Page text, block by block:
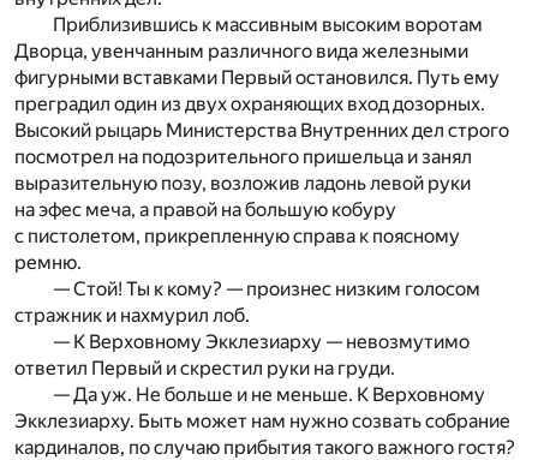
Приблизившись к массивным высоким воротам
Дворца, увенчанным различного вида железными
фигурными вставками Первый остановился. Путь ему
преградил один из двух охраняющих вход дозорных.
Высокий рыцарь Министерства Внутренних дел строго
посмотрел на подозрительного пришельца и занял
выразительную позу, возложив ладонь левой руки
на эфес меча, а правой на большую кобуру
с пистолетом, прикрепленную справа к поясному
ремню.
— Стой! Ты к кому? — произнес низким голосом
стражник и нахмурил лоб.
— К Верховному Экклезиарху — невозмутимо
ответил Первый и скрестил руки на груди.
— Да уж. Не больше и не меньше. К Верховному
Экклезиарху. Быть может нам нужно созвать собрание
кардиналов, по случаю прибытия такого важного гостя?